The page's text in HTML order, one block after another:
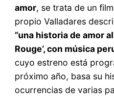
amor, se trata de un
propio Valladares
“una historia de amor
Rouge’, con música
cuyo estreno está
próximo año, basa su
ocurrencias de varias